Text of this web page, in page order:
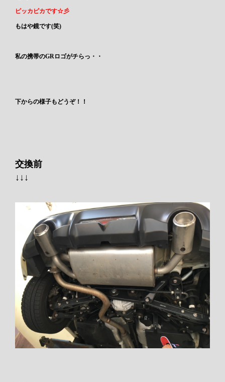
ピッカピカです☆彡
もはや鏡です(笑)
私の携帯のGRロゴがチらっ・・
下からの様子もどうぞ！！
交換前
↓↓↓